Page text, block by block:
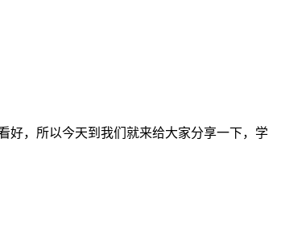
好，所以今天到我们就来给大家分享一下，学